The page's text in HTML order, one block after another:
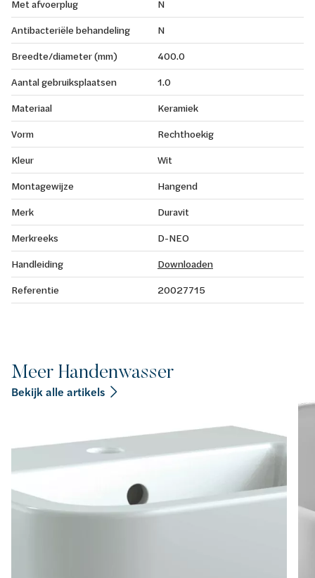
Met afvoerplug
N
Antibacteriële behandeling
N
Breedte/diameter (mm)
400.0
Aantal gebruiksplaatsen
1.0
Materiaal
Keramiek
Vorm
Rechthoekig
Kleur
Wit
Montagewijze
Hangend
Merk
Duravit
Merkreeks
D-NEO
Handleiding
Downloaden
Referentie
20027715
Meer Handenwasser
Bekijk alle artikels